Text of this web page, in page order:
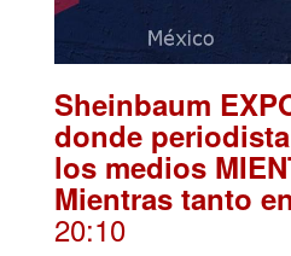
Sheinbaum
donde
los medios
Mientras tanto
20:10